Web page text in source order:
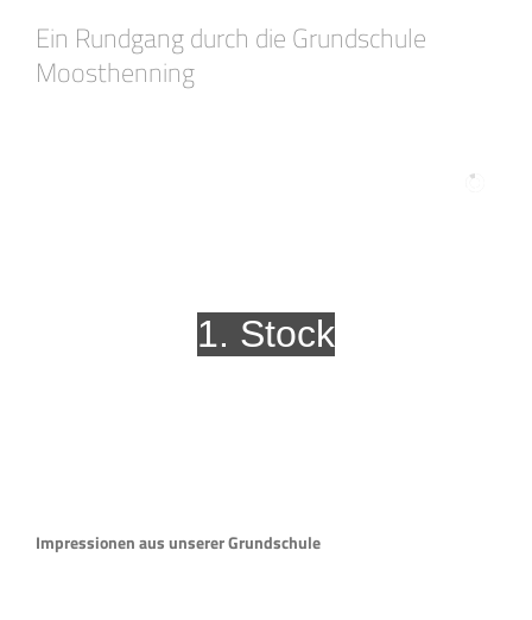
Ein Rundgang durch die Grundschule
Moosthenning
1. Stock
Impressionen aus unserer Grundschule